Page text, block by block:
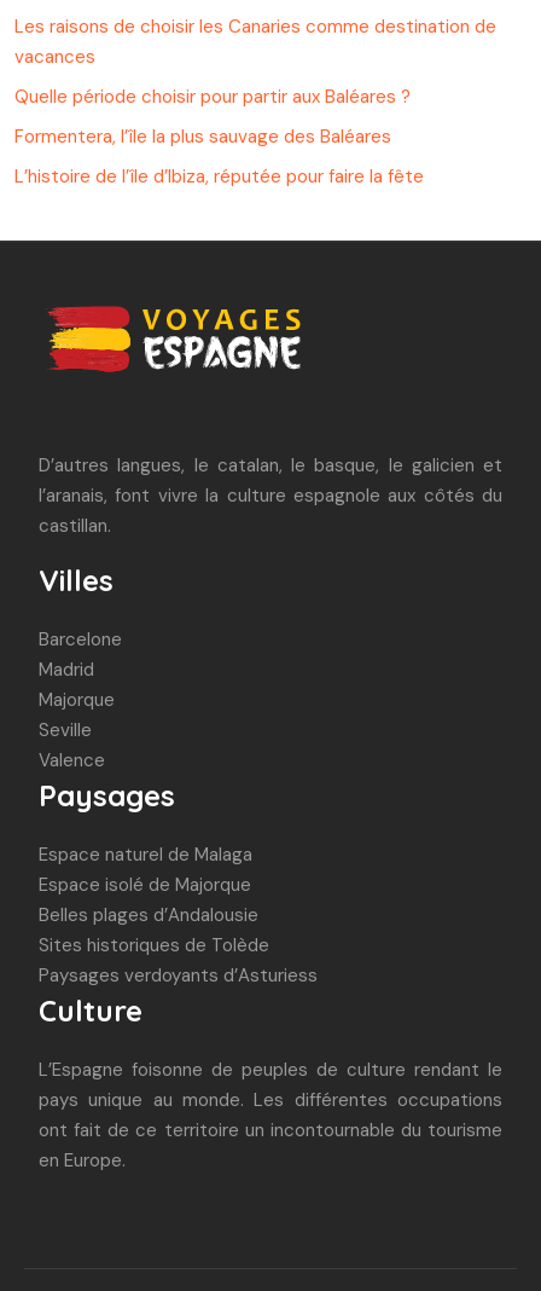
Les raisons de choisir les Canaries comme destination de
vacances
Quelle période choisir pour partir aux Baléares ?
Formentera, l’île la plus sauvage des Baléares
L’histoire de l’île d’Ibiza, réputée pour faire la fête
D’autres langues, le catalan, le basque, le galicien et
l’aranais, font vivre la culture espagnole aux côtés du
castillan.
Villes
Barcelone
Madrid
Majorque
Seville
Valence
Paysages
Espace naturel de Malaga
Espace isolé de Majorque
Belles plages d’Andalousie
Sites historiques de Tolède
Paysages verdoyants d’Asturiess
Culture
L’Espagne foisonne de peuples de culture rendant le
pays unique au monde. Les différentes occupations
ont fait de ce territoire un incontournable du tourisme
en Europe.